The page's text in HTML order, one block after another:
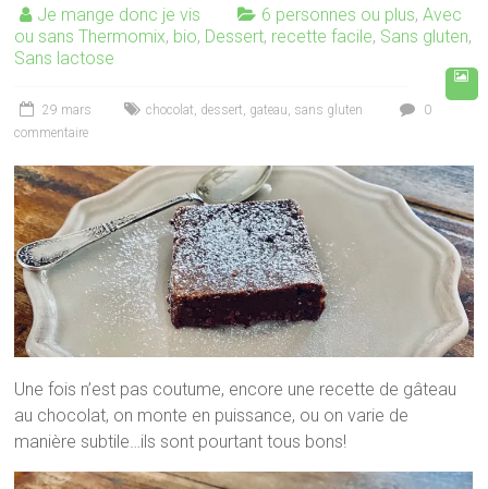
Je mange donc je vis 6 personnes ou plus,Avec
ou sans Thermomix, bio, Dessert, recette facile, Sans gluten,
Sans lactose
29 mars chocolat, dessert, gateau, sans gluten
0
commentaire
Une fois n’est pas coutume, encore une recette de gâteau
au chocolat, on monte en puissance, ou on varie de
manière subtile…ils sont pourtant tous bons!